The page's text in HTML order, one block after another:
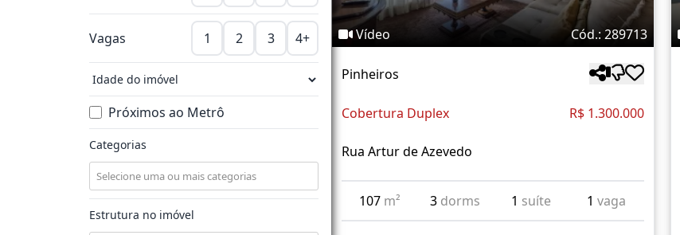
Vagas 1 2 3 4+
Próximos ao Metrô
Categorias
Estrutura no imóvel
Vídeo Cód.: 289713
Pinheiros
Cobertura Duplex R$ 1.300.000
Rua Artur de Azevedo
107 m² 3 dorms 1 suíte 1 vaga